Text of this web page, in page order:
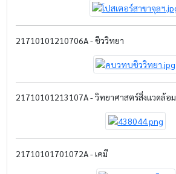
21710101210706A - ชีววิทยา
21710101213107A - วิทยาศาสตร์สิ่งแวดล้อม
21710101701072A - เคมี